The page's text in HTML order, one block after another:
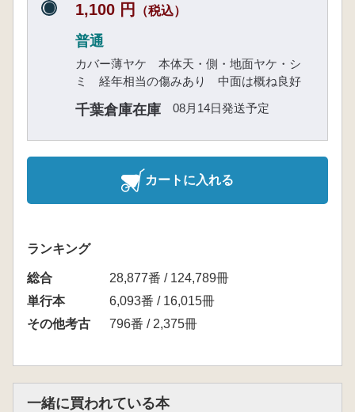
1,100 円 （税込）
普通
カバー薄ヤケ 本体天・側・地面ヤケ・シ
ミ 経年相当の傷みあり 中面は概ね良好
千葉倉庫在庫 08月14日発送予定
カートに入れる
ランキング
総合
28,877番 / 124,789冊
単行本
6,093番 / 16,015冊
その他考古
796番 / 2,375冊
一緒に買われている本